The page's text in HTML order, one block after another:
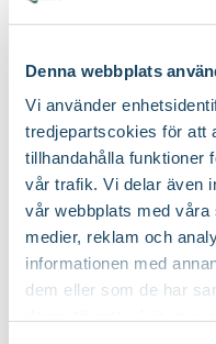
Denna webbplats
Vi använder
tredjepartscokies för att
tillhandahålla funktioner
vår trafik. Vi delar även
vår webbplats med
medier, reklam och
informationen med
dem eller som de har
Allsidig trädgårdshandske.
Produktspecifikation
Material Polyester &
Storlek 7
Du kanske också gillar